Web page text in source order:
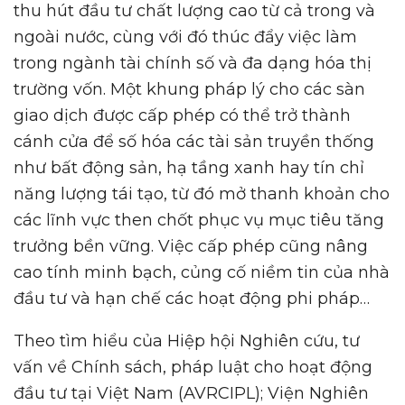
thu hút đầu tư chất lượng cao từ cả trong và
ngoài nước, cùng với đó thúc đẩy việc làm
trong ngành tài chính số và đa dạng hóa thị
trường vốn. Một khung pháp lý cho các sàn
giao dịch được cấp phép có thể trở thành
cánh cửa để số hóa các tài sản truyền thống
như bất động sản, hạ tầng xanh hay tín chỉ
năng lượng tái tạo, từ đó mở thanh khoản cho
các lĩnh vực then chốt phục vụ mục tiêu tăng
trưởng bền vững. Việc cấp phép cũng nâng
cao tính minh bạch, củng cố niềm tin của nhà
đầu tư và hạn chế các hoạt động phi pháp…
Theo tìm hiểu của Hiệp hội Nghiên cứu, tư
vấn về Chính sách, pháp luật cho hoạt động
đầu tư tại Việt Nam (AVRCIPL); Viện Nghiên